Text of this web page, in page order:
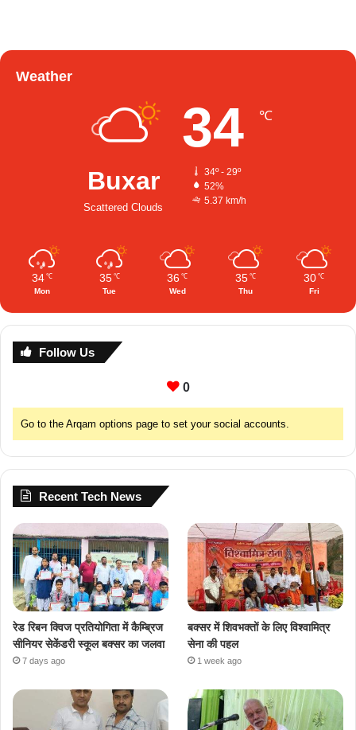
Weather
Buxar
Scattered Clouds
34 ℃
34º - 29º
52%
5.37 km/h
34 ℃
Mon
35 ℃
Tue
36 ℃
Wed
35 ℃
Thu
30 ℃
Fri
Follow Us
0
Go to the Arqam options page to set your social accounts.
Recent Tech News
रेड रिबन क्विज प्रतियोगिता में कैम्ब्रिज
सीनियर सेकेंडरी स्कूल बक्सर का जलवा
7 days ago
बक्सर में शिवभक्तों के लिए विश्वामित्र
सेना की पहल
1 week ago